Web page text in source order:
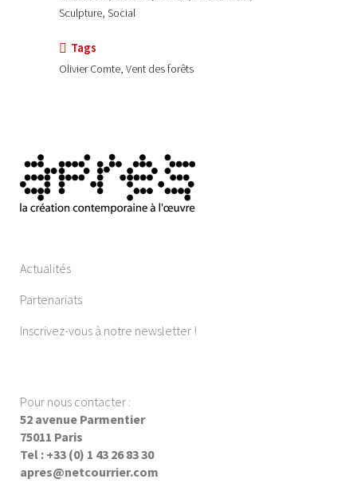
Sculpture, Social
Tags
Olivier Comte, Vent des forêts
Actualités
Partenariats
Inscrivez-vous à notre newsletter !
Pour nous contacter :
52 avenue Parmentier
75011 Paris
Tel : +33 (0) 1 43 26 83 30
apres@netcourrier.com